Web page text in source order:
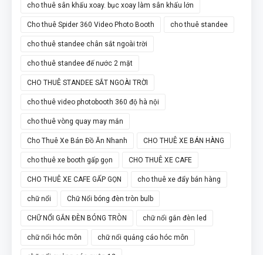
cho thuê sân khấu xoay. bục xoay làm sân khấu lớn
Cho thuê Spider 360 Video Photo Booth cho thuê standee
cho thuê standee chân sắt ngoài trời
cho thuê standee đế nước 2 mặt
CHO THUÊ STANDEE SẮT NGOÀI TRỜI
cho thuê video photobooth 360 độ hà nội
cho thuê vòng quay may mắn
Cho Thuê Xe Bán Đồ Ăn Nhanh CHO THUÊ XE BÁN HÀNG
cho thuê xe booth gấp gọn CHO THUÊ XE CAFE
CHO THUÊ XE CAFE GẤP GỌN cho thuê xe đẩy bán hàng
chữ nổi Chữ Nổi bóng đèn tròn bulb
CHỮ NỔI GẮN ĐÈN BÓNG TRÒN chữ nổi gắn đèn led
chữ nổi hóc môn chữ nổi quảng cáo hóc môn